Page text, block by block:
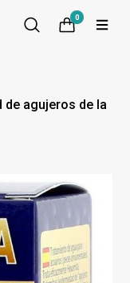
0
agujeros de la